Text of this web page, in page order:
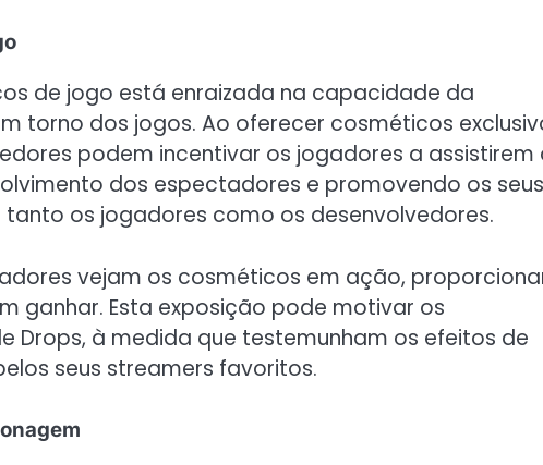
de jogo está enraizada na capacidade da
torno dos jogos. Ao oferecer cosméticos
podem incentivar os jogadores a assistirem
dos espectadores e promovendo os seus
os jogadores como os desenvolvedores.
vejam os cosméticos em ação,
ganhar. Esta exposição pode motivar os
Drops, à medida que testemunham os efeitos de
seus streamers favoritos.